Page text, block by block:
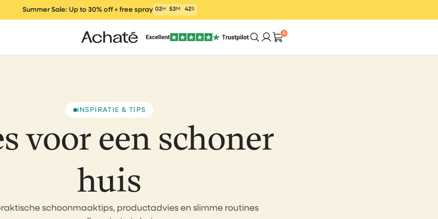
Summer Sale: Up to 30% off + free spray 02H 53M 41S
um Cleaner
Electric mop
Cleaning Products
Less Effort.
0
INSPIRATIE & TIPS
voor een schoner
huis
schoonmaaktips, productadvies en slimme routines